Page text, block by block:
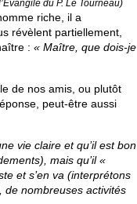
du P. Le Tourneau)
riche, il a
révèlent partiellement,
: « Maître, que dois-je
de nos amis, ou plutôt
peut-être aussi
vie claire et qu’il est bon
mais qu’il «
et s’en va (interprétons
de nombreuses activités